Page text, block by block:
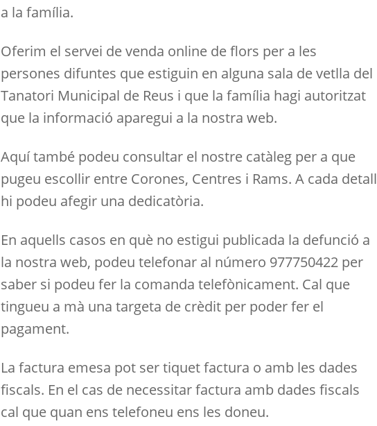
a la família.
Oferim el servei de venda online de flors per a les
persones difuntes que estiguin en alguna sala de vetlla del
Tanatori Municipal de Reus i que la família hagi autoritzat
que la informació aparegui a la nostra web.
Aquí també podeu consultar el nostre catàleg per a que
pugeu escollir entre Corones, Centres i Rams. A cada detall
hi podeu afegir una dedicatòria.
En aquells casos en què no estigui publicada la defunció a
la nostra web, podeu telefonar al número 977750422 per
saber si podeu fer la comanda telefònicament. Cal que
tingueu a mà una targeta de crèdit per poder fer el
pagament.
La factura emesa pot ser tiquet factura o amb les dades
fiscals. En el cas de necessitar factura amb dades fiscals
cal que quan ens telefoneu ens les doneu.